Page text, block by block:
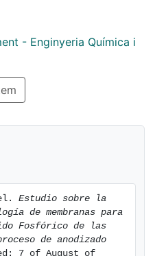
atractiva que
especialmente
bebidas, bioquímica,
pueden encontrarse en
desalinización de aguas
La separación de
por la acción de
por la influencia de una
eléctrico).
- Enginyeria Química i
Estudio sobre la
de membranas para
Fosfórico de las
de anodizado
7 of August of